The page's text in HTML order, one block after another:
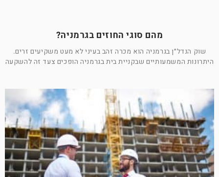
מהם סוגי החוזים בגרמניה?
שוק הנדל״ן בגרמניה הוא מכרה זהב בעיני לא מעט משקיעים זרים.
היתרונות המשמעותיים שבקניית בית בגרמניה הופכים צעד זה להשקעה